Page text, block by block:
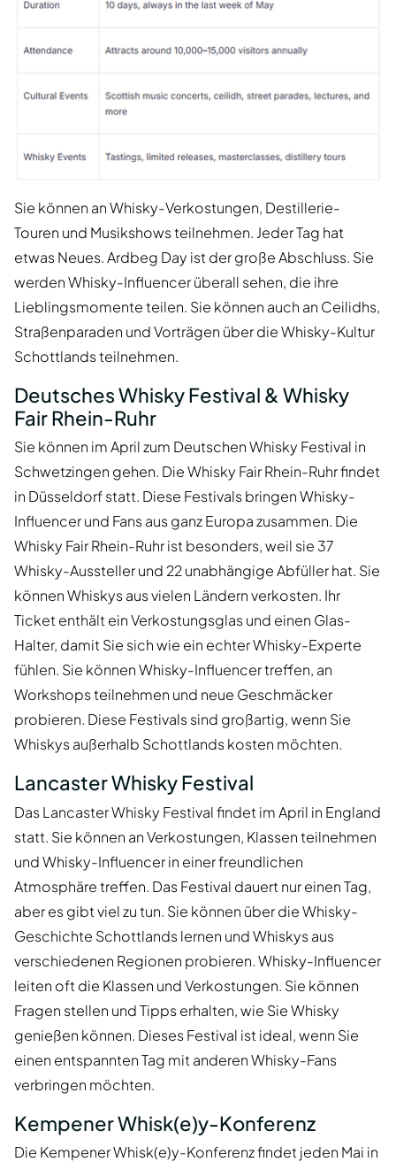
Sie können an Whisky-Verkostungen, Destillerie-
Touren und Musikshows teilnehmen. Jeder Tag hat
etwas Neues. Ardbeg Day ist der große Abschluss. Sie
werden Whisky-Influencer überall sehen, die ihre
Lieblingsmomente teilen. Sie können auch an Ceilidhs,
Straßenparaden und Vorträgen über die Whisky-Kultur
Schottlands teilnehmen.
Deutsches Whisky Festival & Whisky
Fair Rhein-Ruhr
Sie können im April zum Deutschen Whisky Festival in
Schwetzingen gehen. Die Whisky Fair Rhein-Ruhr findet
in Düsseldorf statt. Diese Festivals bringen Whisky-
Influencer und Fans aus ganz Europa zusammen. Die
Whisky Fair Rhein-Ruhr ist besonders, weil sie 37
Whisky-Aussteller und 22 unabhängige Abfüller hat. Sie
können Whiskys aus vielen Ländern verkosten. Ihr
Ticket enthält ein Verkostungsglas und einen Glas-
Halter, damit Sie sich wie ein echter Whisky-Experte
fühlen. Sie können Whisky-Influencer treffen, an
Workshops teilnehmen und neue Geschmäcker
probieren. Diese Festivals sind großartig, wenn Sie
Whiskys außerhalb Schottlands kosten möchten.
Lancaster Whisky Festival
Das Lancaster Whisky Festival findet im April in England
statt. Sie können an Verkostungen, Klassen teilnehmen
und Whisky-Influencer in einer freundlichen
Atmosphäre treffen. Das Festival dauert nur einen Tag,
aber es gibt viel zu tun. Sie können über die Whisky-
Geschichte Schottlands lernen und Whiskys aus
verschiedenen Regionen probieren. Whisky-Influencer
leiten oft die Klassen und Verkostungen. Sie können
Fragen stellen und Tipps erhalten, wie Sie Whisky
genießen können. Dieses Festival ist ideal, wenn Sie
einen entspannten Tag mit anderen Whisky-Fans
verbringen möchten.
Kempener Whisk(e)y-Konferenz
Die Kempener Whisk(e)y-Konferenz findet jeden Mai in